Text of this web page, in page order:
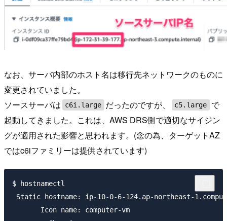
なお、サーバ内部のホスト名は移行先ネットワークのものに
変更されていました。
ソースサーバは
c6i.large だったのですが、 c5.large
で
起動してきました。これは、AWS DRS側で適切なサイジン
グが適用された影響と思われます。(念の為、ターゲットAZ
ではc6iファミリーは提供されています)
$ hostnamectl
Static hostname: ip-10-0-6-124.ap-northeast-
       Icon name: computer-vm